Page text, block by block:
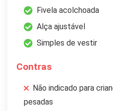
Fivela acolchoada
Alça ajustável
Simples de vestir
Contras
Não indicado para
pesadas